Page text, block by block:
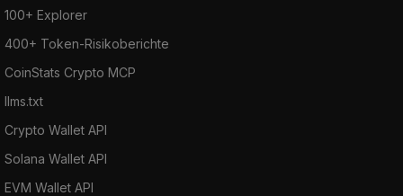
100+ Explorer
400+ Token-Risikoberichte
CoinStats Crypto MCP
llms.txt
Crypto Wallet API
Solana Wallet API
EVM Wallet API